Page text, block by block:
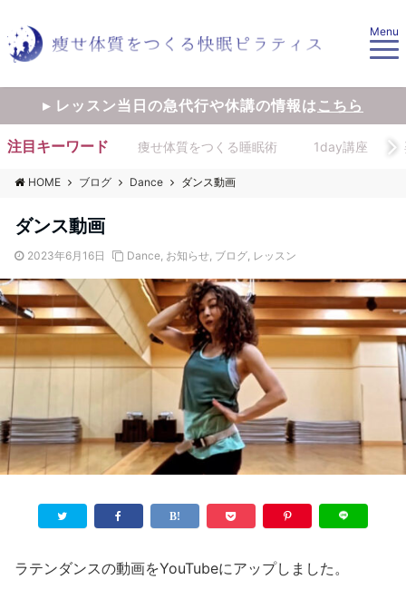
Menu
▸ レッスン当日の急代行や休講の情報はこちら
注目キーワード 痩せ体質をつくる睡眠術 1day講座
HOME ブログ Dance ダンス動画
ダンス動画
2023年6月16日 Dance, お知らせ, ブログ, レッスン
ラテンダンスの動画をYouTubeにアップしました。